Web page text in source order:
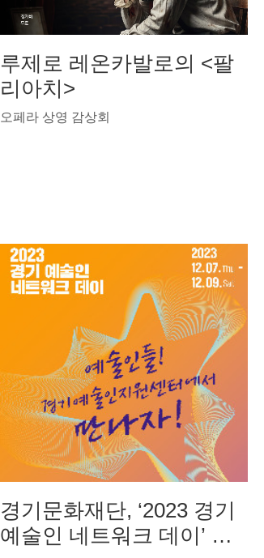
루제로 레온카발로의 <팔
리아치>
오페라 상영 감상회
경기문화재단, ‘2023 경기
예술인 네트워크 데이’ 개